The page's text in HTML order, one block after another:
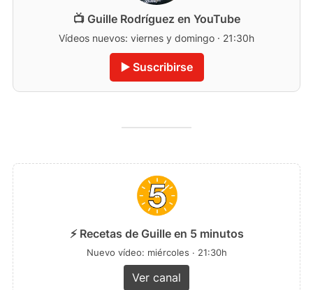
📺 Guille Rodríguez en YouTube
Vídeos nuevos: viernes y domingo · 21:30h
▶️ Suscribirse
⚡ Recetas de Guille en 5 minutos
Nuevo vídeo: miércoles · 21:30h
Ver canal